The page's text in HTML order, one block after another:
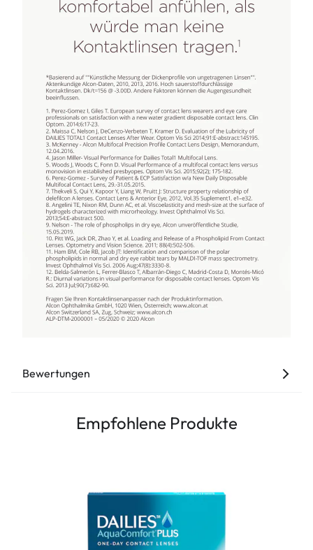
Bewertungen
Empfohlene Produkte